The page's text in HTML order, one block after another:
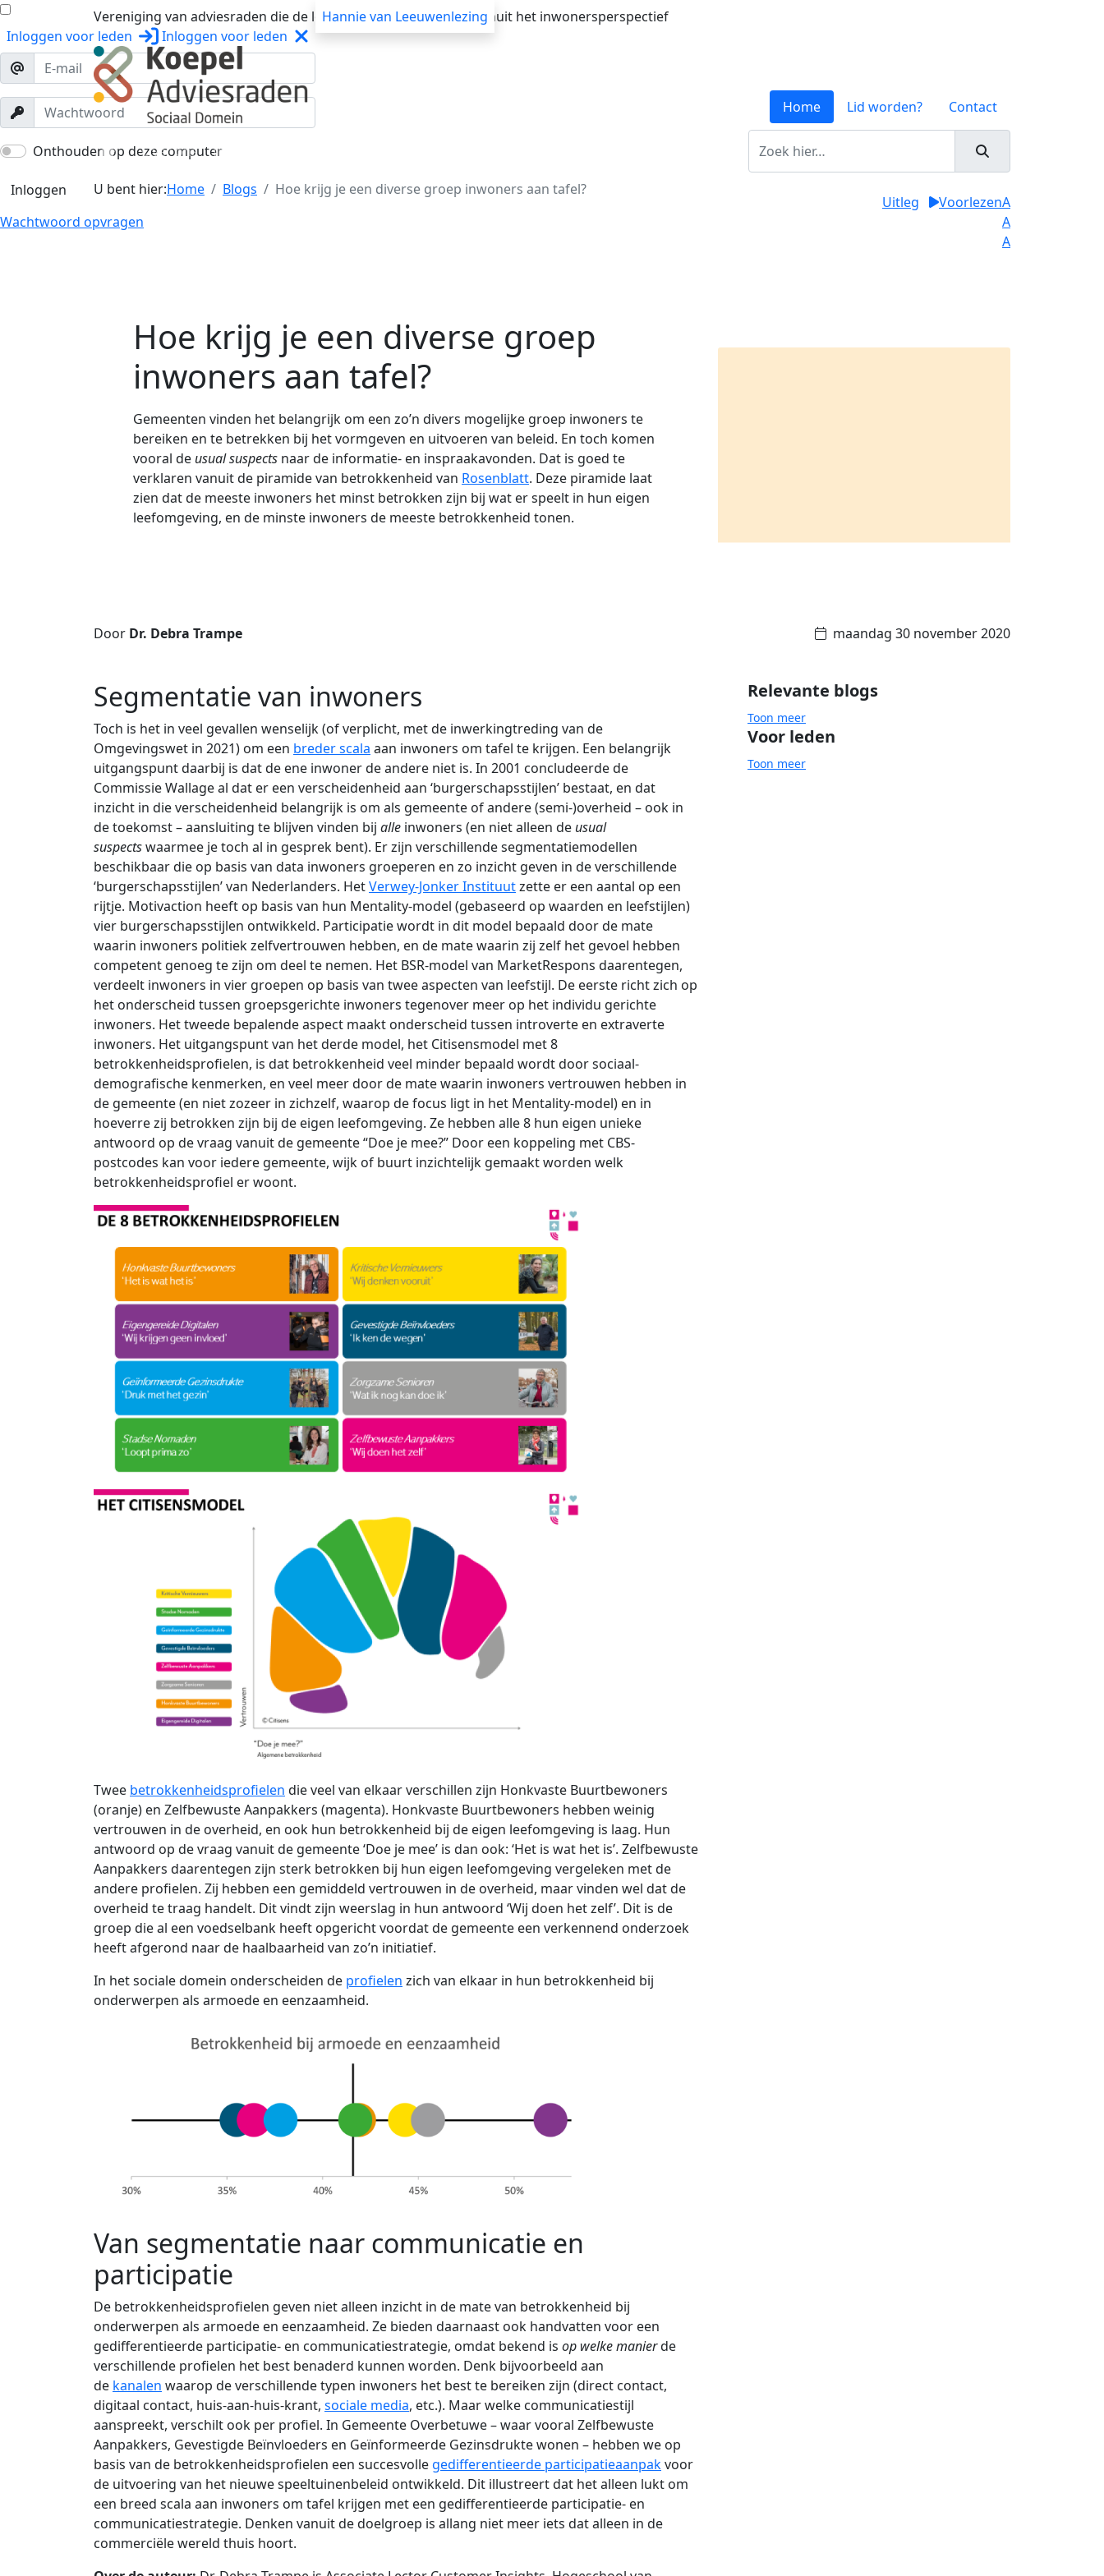
Inloggen voor leden Inloggen voor leden
Onthouden op deze computer
Inloggen
Wachtwoord opvragen
Hannie van Leeuwenlezing
Vereniging van adviesraden die de lokale overheid adviseren vanuit het inwonersperspectief
Home Lid worden? Contact
Over ons Trainingen
U bent hier:Home Blogs Hoe krijg je een diverse groep inwoners aan tafel?
Uitleg VoorlezenA
A
A
Hoe krijg je een diverse groep
inwoners aan tafel?
Gemeenten vinden het belangrijk om een zo’n divers mogelijke groep inwoners te
bereiken en te betrekken bij het vormgeven en uitvoeren van beleid. En toch komen
vooral de usual suspects naar de informatie- en inspraakavonden. Dat is goed te
verklaren vanuit de piramide van betrokkenheid van Rosenblatt. Deze piramide laat
zien dat de meeste inwoners het minst betrokken zijn bij wat er speelt in hun eigen
leefomgeving, en de minste inwoners de meeste betrokkenheid tonen.
Door Dr. Debra Trampe maandag 30 november 2020
Segmentatie van inwoners
Toch is het in veel gevallen wenselijk (of verplicht, met de inwerkingtreding van de
Omgevingswet in 2021) om een breder scala aan inwoners om tafel te krijgen. Een belangrijk
uitgangspunt daarbij is dat de ene inwoner de andere niet is. In 2001 concludeerde de
Commissie Wallage al dat er een verscheidenheid aan ‘burgerschapsstijlen’ bestaat, en dat
inzicht in die verscheidenheid belangrijk is om als gemeente of andere (semi-)overheid – ook in
de toekomst – aansluiting te blijven vinden bij alle inwoners (en niet alleen de usual
suspectswaarmee je toch al in gesprek bent). Er zijn verschillende segmentatiemodellen
beschikbaar die op basis van data inwoners groeperen en zo inzicht geven in de verschillende
‘burgerschapsstijlen’ van Nederlanders. HetVerwey-Jonker Instituutzette er een aantal op een
rijtje. Motivaction heeft op basis van hun Mentality-model (gebaseerd op waarden en leefstijlen)
vier burgerschapsstijlen ontwikkeld. Participatie wordt in dit model bepaald door de mate
waarin inwoners politiek zelfvertrouwen hebben, en de mate waarin zij zelf het gevoel hebben
competent genoeg te zijn om deel te nemen. Het BSR-model van MarketRespons daarentegen,
verdeelt inwoners in vier groepen op basis van twee aspecten van leefstijl. De eerste richt zich op
het onderscheid tussen groepsgerichte inwoners tegenover meer op het individu gerichte
inwoners. Het tweede bepalende aspect maakt onderscheid tussen introverte en extraverte
inwoners. Het uitgangspunt van het derde model, het Citisensmodel met 8
betrokkenheidsprofielen, is dat betrokkenheid veel minder bepaald wordt door sociaal-
demografische kenmerken, en veel meer door de mate waarin inwoners vertrouwen hebben in
de gemeente (en niet zozeer in zichzelf, waarop de focus ligt in het Mentality-model) en in
hoeverre zij betrokken zijn bij de eigen leefomgeving. Ze hebben alle 8 hun eigen unieke
antwoord op de vraag vanuit de gemeente “Doe je mee?” Door een koppeling met CBS-
postcodes kan voor iedere gemeente, wijk of buurt inzichtelijk gemaakt worden welk
betrokkenheidsprofiel er woont.
Twee betrokkenheidsprofielen die veel van elkaar verschillen zijn Honkvaste Buurtbewoners
(oranje) en Zelfbewuste Aanpakkers (magenta). Honkvaste Buurtbewoners hebben weinig
vertrouwen in de overheid, en ook hun betrokkenheid bij de eigen leefomgeving is laag. Hun
antwoord op de vraag vanuit de gemeente ‘Doe je mee’ is dan ook: ‘Het is wat het is’. Zelfbewuste
Aanpakkers daarentegen zijn sterk betrokken bij hun eigen leefomgeving vergeleken met de
andere profielen. Zij hebben een gemiddeld vertrouwen in de overheid, maar vinden wel dat de
overheid te traag handelt. Dit vindt zijn weerslag in hun antwoord ‘Wij doen het zelf’. Dit is de
groep die al een voedselbank heeft opgericht voordat de gemeente een verkennend onderzoek
heeft afgerond naar de haalbaarheid van zo’n initiatief.
In het sociale domein onderscheiden de profielen zich van elkaar in hun betrokkenheid bij
onderwerpen als armoede en eenzaamheid.
Van segmentatie naar communicatie en
participatie
De betrokkenheidsprofielen geven niet alleen inzicht in de mate van betrokkenheid bij
onderwerpen als armoede en eenzaamheid. Ze bieden daarnaast ook handvatten voor een
gedifferentieerde participatie- en communicatiestrategie, omdat bekend is op welke manierde
verschillende profielen het best benaderd kunnen worden. Denk bijvoorbeeld aan
de kanalen waarop de verschillende typen inwoners het best te bereiken zijn (direct contact,
digitaal contact, huis-aan-huis-krant, sociale media, etc.). Maar welke communicatiestijl
aanspreekt, verschilt ook per profiel. In Gemeente Overbetuwe – waar vooral Zelfbewuste
Aanpakkers, Gevestigde Beïnvloeders en Geïnformeerde Gezinsdrukte wonen – hebben we op
basis van de betrokkenheidsprofielen een succesvolle gedifferentieerde participatieaanpakvoor
de uitvoering van het nieuwe speeltuinenbeleid ontwikkeld. Dit illustreert dat het alleen lukt om
een breed scala aan inwoners om tafel krijgen met een gedifferentieerde participatie- en
communicatiestrategie. Denken vanuit de doelgroep is allang niet meer iets dat alleen in de
commerciële wereld thuis hoort.
Relevante blogs
Toon meer
Voor leden
Toon meer